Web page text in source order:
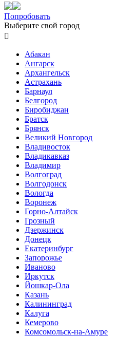
Попробовать
Выберите свой город

Абакан
Ангарск
Архангельск
Астрахань
Барнаул
Белгород
Биробиджан
Братск
Брянск
Великий Новгород
Владивосток
Владикавказ
Владимир
Волгоград
Волгодонск
Вологда
Воронеж
Горно-Алтайск
Грозный
Дзержинск
Донецк
Екатеринбург
Запорожье
Иваново
Иркутск
Йошкар-Ола
Казань
Калининград
Калуга
Кемерово
Комсомольск-на-Амуре